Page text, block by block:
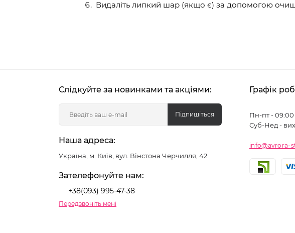
Видаліть липкий шар (якщо є) за допомогою
Слідкуйте за новинками та акціями:
Підпишіться
Наша адреса:
Україна, м. Київ, вул. Вінстона Черчилля, 42
Зателефонуйте нам:
+38(093) 995-47-38
Передзвоніть мені
Графік
Пн-пт - 09:00
Суб-Нед -
info@avrora-